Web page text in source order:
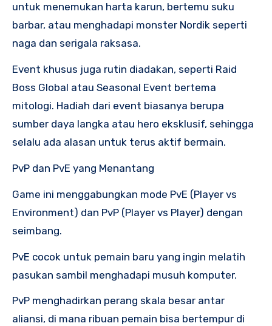
untuk menemukan harta karun, bertemu suku
barbar, atau menghadapi monster Nordik seperti
naga dan serigala raksasa.
Event khusus juga rutin diadakan, seperti Raid
Boss Global atau Seasonal Event bertema
mitologi. Hadiah dari event biasanya berupa
sumber daya langka atau hero eksklusif, sehingga
selalu ada alasan untuk terus aktif bermain.
PvP dan PvE yang Menantang
Game ini menggabungkan mode PvE (Player vs
Environment) dan PvP (Player vs Player) dengan
seimbang.
PvE cocok untuk pemain baru yang ingin melatih
pasukan sambil menghadapi musuh komputer.
PvP menghadirkan perang skala besar antar
aliansi, di mana ribuan pemain bisa bertempur di